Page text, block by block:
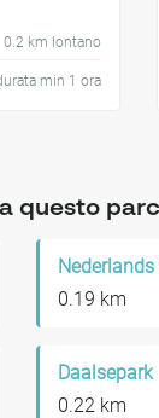
0.2 km lontano
min 1 ora
questo
0.19 km
Daalsepark
0.22 km